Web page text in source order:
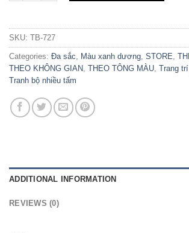
SKU: TB-727
Categories: Đa sắc, Màu xanh dương, STORE,
THEO KHÔNG GIAN, THEO TÔNG MÀU, Trang
Tranh bộ nhiều tấm
ADDITIONAL INFORMATION
REVIEWS (0)